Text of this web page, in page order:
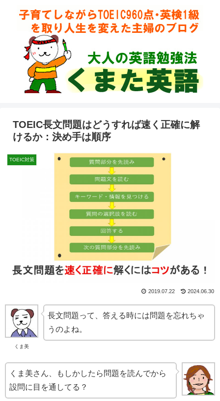
TOEIC長文問題はどうすれば速く正確に解
けるか：決め手は順序
TOEIC対策
2019.07.22 2024.06.30
くま美
長文問題って、答える時には問題を忘れちゃ
うのよね。
くま美さん、もしかしたら問題を読んでから
設問に目を通してる？